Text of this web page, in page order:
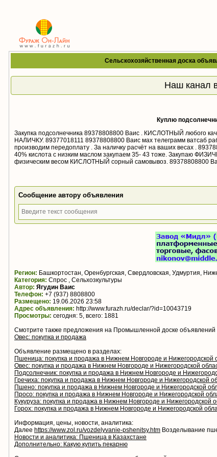
Сельскохозяйственная доска
Наш канал
Куплю
Закупка подсолнечника 89378808800 Ваис . КИСЛОТНЫЙ любого
НАЛИЧКУ. 89377018111 89378808800 Ваис мах телеграмм ватсаб
производим передоплату . За наличку расчёт на ваших весах .
40% кислота с низким маслом закупаем 35- 43 тоже. Закупаю
физическим весом КИСЛОТНЫЙ сорный самовывоз. 89378808800
Сообщение автору объявления
Регион: Башкортостан, Оренбургская, Свердловская, Удмуртия,
Категория: Спрос , Сельхозкультуры
Автор: Ягудин Ваис
Телефон: +7 (937) 8808800
Размещено: 19.06.2026 23:58
Адрес объявления: http://www.furazh.ru/declar/?id=10043719
Просмотры: сегодня: 5, всего: 1881
Смотрите также предложения на Промышленной доске объявлений
Овес: покупка и продажа
Объявление размещено в разделах:
Пшеница: покупка и продажа в Нижнем Новгороде и Нижегородской
Овес: покупка и продажа в Нижнем Новгороде и Нижегородской
Подсолнечник: покупка и продажа в Нижнем Новгороде и
Гречиха: покупка и продажа в Нижнем Новгороде и Нижегородской
Пшено: покупка и продажа в Нижнем Новгороде и Нижегородской
Просо: покупка и продажа в Нижнем Новгороде и Нижегородской
Кукуруза: покупка и продажа в Нижнем Новгороде и Нижегородской
Горох: покупка и продажа в Нижнем Новгороде и Нижегородской
Информация, цены, новости, аналитика:
Далее https://www.zol.ru/vozdelyvanie-pshenitsy.htm Возделывание
Новости и аналитика: Пшеница в Казахстане
Дополнительно: Какую купить пекарню